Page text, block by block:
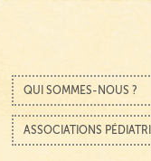
Menu
Passer au contenu
QUI SOMMES-NOUS ?
ASSOCIATIONS